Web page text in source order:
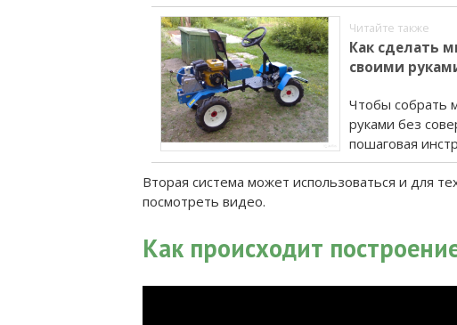
Читайте также
Как сделать
своими
Чтобы собрать
руками без
пошаговая
Вторая система может использоваться и для
посмотреть видео.
Как происходит